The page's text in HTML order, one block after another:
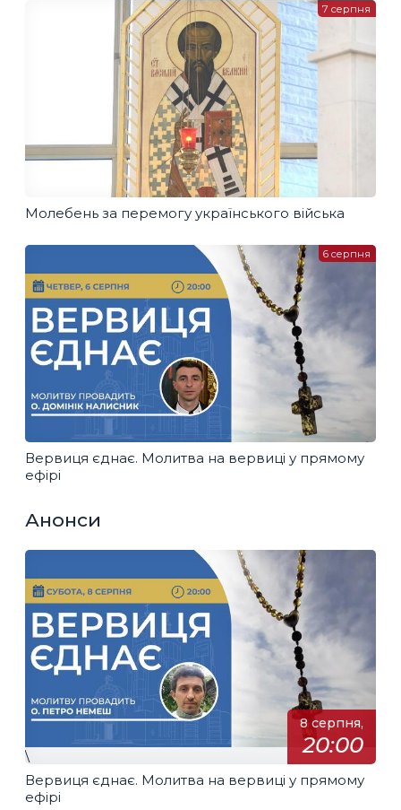
Молебень за перемогу українського війська
7 серпня
Вервиця єднає. Молитва на вервиці у прямому
ефірі
6 серпня
Анонси
8 серпня,
20:00
\
Вервиця єднає. Молитва на вервиці у прямому
ефірі